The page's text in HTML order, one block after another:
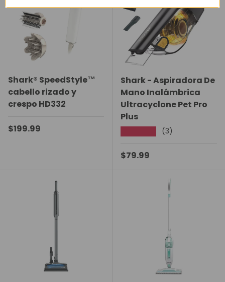
Shark® SpeedStyle™
cabello rizado y
crespo HD332
Precio normal
$199.99
Shark - Aspiradora De
Mano Inalámbrica
Ultracyclone Pet Pro
Plus
(3)
Precio normal
$79.99